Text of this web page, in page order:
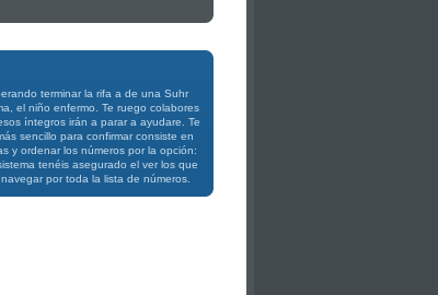
terminar la rifa a de una Suhr
el niño enfermo. Te ruego colabores
íntegros irán a parar a ayudare. Te
sencillo para confirmar consiste en
y ordenar los números por la opción:
tenéis asegurado el ver los que
por toda la lista de números.